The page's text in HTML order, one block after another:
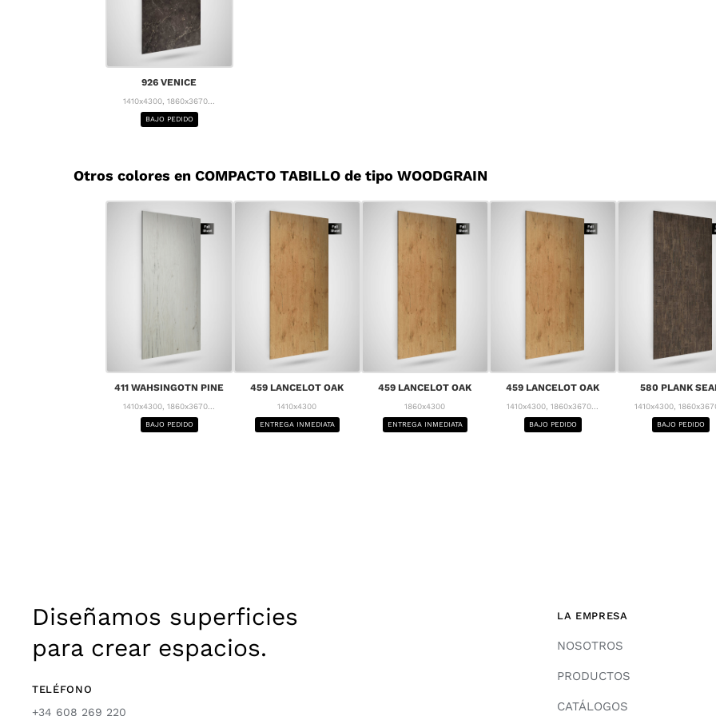
926 VENICE
1410x4300, 1860x3670...
BAJO PEDIDO
Otros colores en COMPACTO TABILLO de tipo WOODGRAIN
411 WAHSINGOTN PINE
1410x4300, 1860x3670...
BAJO PEDIDO
459 LANCELOT OAK
1410x4300
ENTREGA INMEDIATA
459 LANCELOT OAK
1860x4300
ENTREGA INMEDIATA
459 LANCELOT OAK
1410x4300, 1860x3670...
BAJO PEDIDO
580 PLANK
1410x4300,
BAJO PEDIDO
Diseñamos superficies
para crear espacios.
TELÉFONO
+34 608 269 220
LA EMPRESA
NOSOTROS
PRODUCTOS
CATÁLOGOS